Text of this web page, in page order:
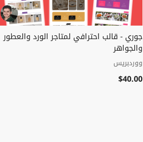
جوري - قالب احترافي لمتاجر الورد والعطور
والجواهر
ووردبريس
$40.00